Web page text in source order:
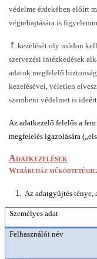
védelme érdekében előírt
végrehajtására is
f. kezelését oly módon
szervezési intézkedések
adatok megfelelő
kezelésével, véletlen
szembeni védelmet is
Az adatkezelő felelős a
megfelelés igazolására
Adatkezelések
Webáruház
Az adatgyűjtés ténye,
Személyes adat
Felhasználói név